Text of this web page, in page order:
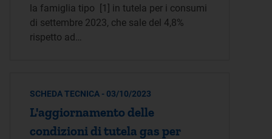
la famiglia tipo [1] in tutela per i consumi
di settembre 2023, che sale del 4,8%
rispetto ad…
SCHEDA TECNICA - 03/10/2023
L'aggiornamento delle
condizioni di tutela gas per